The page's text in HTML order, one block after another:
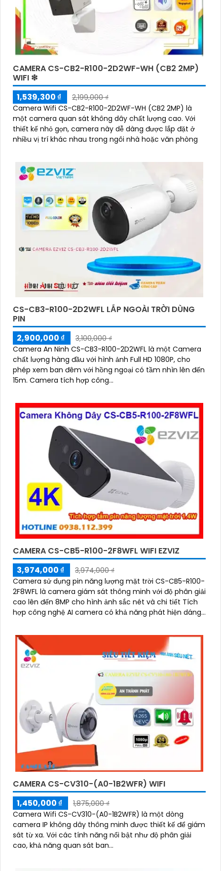
CAMERA CS-CB2-R100-2D2WF-WH (CB2 2MP)
WIFI ❇
1,539,300 ₫
2,199,000 ₫
Camera Wifi CS-CB2-R100-2D2WF-WH (CB2 2MP) là
một camera quan sát không dây chất lượng cao. Với
thiết kế nhỏ gọn, camera này dễ dàng được lắp đặt ở
nhiều vị trí khác nhau trong ngôi nhà hoặc văn phòng
CS-CB3-R100-2D2WFL LẮP NGOÀI TRỜI DÙNG
PIN
2,900,000 ₫
3,100,000 ₫
Camera An Ninh CS-CB3-R100-2D2WFL là một Camera
chất lượng hàng đầu với hình ảnh Full HD 1080P, cho
phép xem ban đêm với hồng ngoại có tầm nhìn lên đến
15m. Camera tích hợp công...
CAMERA CS-CB5-R100-2F8WFL WIFI EZVIZ
3,974,000 ₫
3,974,000 ₫
Camera sử dụng pin năng lượng mặt trời CS-CB5-R100-
2F8WFL là camera giám sát thông minh với độ phân giải
cao lên đến 8MP cho hình ảnh sắc nét và chi tiết Tích
hợp công nghệ AI camera có khả năng phát hiện dáng
Thiết kế bền bỉ chống nước IP65 phù hợp lắp đặt trong
mọi điều kiện thời tiết. Camera An Ninh CS-CB5-R100-
2F8WFL có khả năng còi hú, đèn chớp báo động, Wifi
Không Dây, chức năng AI deep learning phân biệt người
CAMERA CS-CV310-(A0-1B2WFR) WIFI
1,450,000 ₫
1,875,000 ₫
Camera Wifi CS-CV310-(A0-1B2WFR) là một dòng
camera IP không dây thông minh được thiết kế để giám
sát từ xa. Với các tính năng nổi bật như độ phân giải
cao, khả năng quan sát ban...